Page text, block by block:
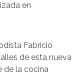
en
Fabricio
de esta nueva
de la cocina